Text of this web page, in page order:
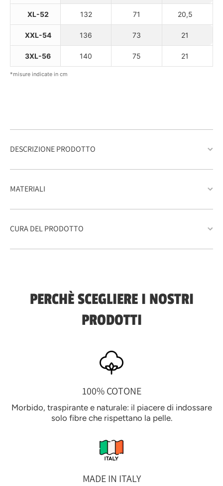
XL-52 132 71 20,5
XXL-54 136 73 21
3XL-56 140 75 21
*misure indicate in cm
DESCRIZIONE PRODOTTO
MATERIALI
CURA DEL PRODOTTO
PERCHÈ SCEGLIERE I NOSTRI
PRODOTTI
100% COTONE
Morbido, traspirante e naturale: il piacere di indossare
solo fibre che rispettano la pelle.
MADE IN ITALY